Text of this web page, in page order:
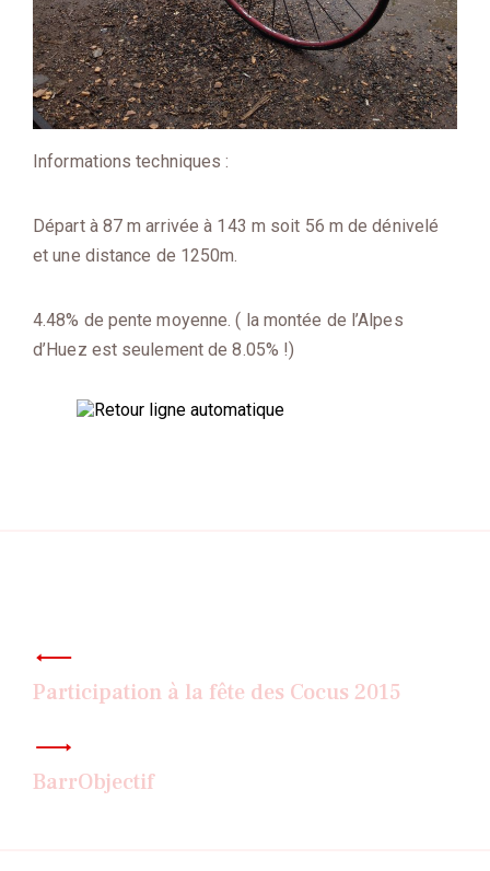
Informations techniques :
Départ à 87 m arrivée à 143 m soit 56 m de dénivelé
et une distance de 1250m.
4.48% de pente moyenne. ( la montée de l’Alpes
d’Huez est seulement de 8.05% !)
de
l’article
Participation à la fête des Cocus 2015
BarrObjectif